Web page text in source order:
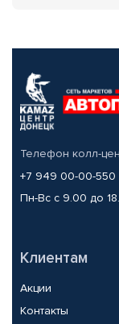
Телефон колл-
+7 949 00-00-550
Пн-Вс с 9.00 до
Клиентам
Акции
Контакты